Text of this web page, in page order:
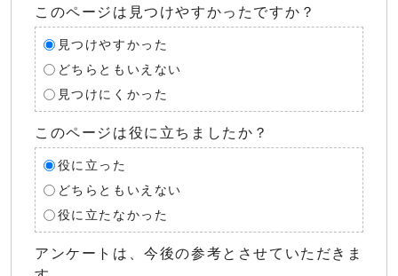
このページは見つけやすかったですか？
見つけやすかった
どちらともいえない
見つけにくかった
このページは役に立ちましたか？
役に立った
どちらともいえない
役に立たなかった
アンケートは、今後の参考とさせていただきま